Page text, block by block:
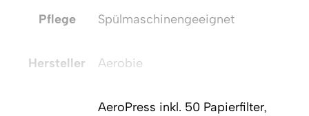
Pflege Spülmaschinengeeignet
Hersteller Aerobie
AeroPress inkl. 50 Papierfilter,